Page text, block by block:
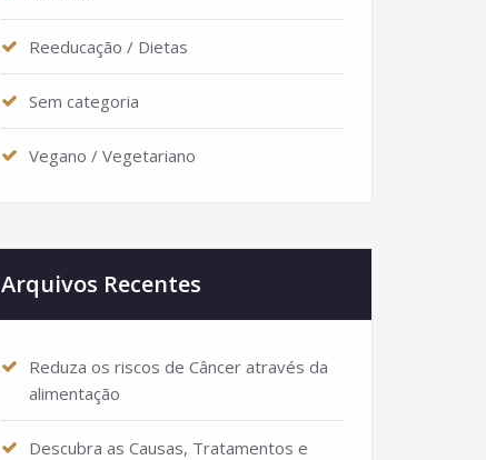
Reeducação / Dietas
Sem categoria
Vegano / Vegetariano
Arquivos Recentes
Reduza os riscos de Câncer através da
alimentação
Descubra as Causas, Tratamentos e